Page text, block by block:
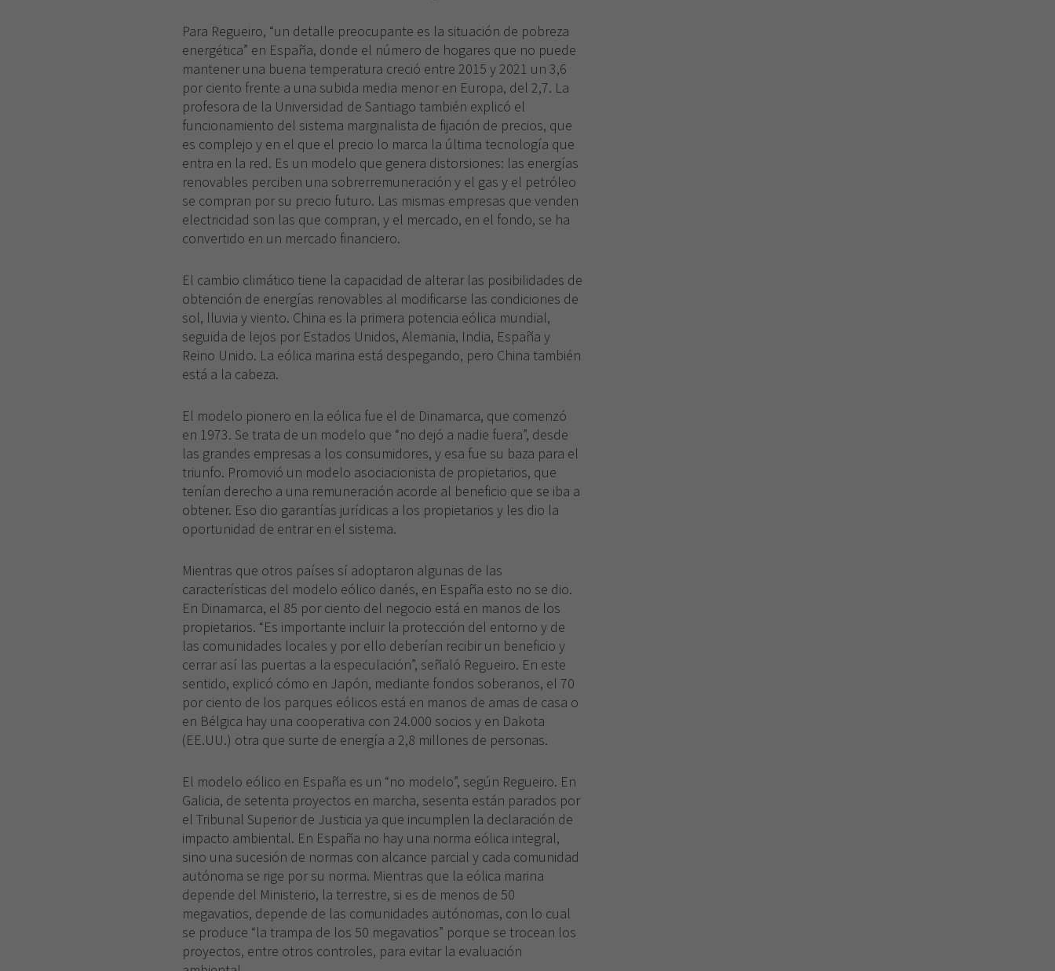
Para Regueiro, “un detalle preocupante es la situación de pobreza
energética” en España, donde el número de hogares que no puede
mantener una buena temperatura creció entre 2015 y 2021 un 3,6
por ciento frente a una subida media menor en Europa, del 2,7. La
profesora de la Universidad de Santiago también explicó el
funcionamiento del sistema marginalista de fijación de precios, que
es complejo y en el que el precio lo marca la última tecnología que
entra en la red. Es un modelo que genera distorsiones: las energías
renovables perciben una sobrerremuneración y el gas y el petróleo
se compran por su precio futuro. Las mismas empresas que venden
electricidad son las que compran, y el mercado, en el fondo, se ha
convertido en un mercado financiero.
El cambio climático tiene la capacidad de alterar las posibilidades de
obtención de energías renovables al modificarse las condiciones de
sol, lluvia y viento. China es la primera potencia eólica mundial,
seguida de lejos por Estados Unidos, Alemania, India, España y
Reino Unido. La eólica marina está despegando, pero China también
está a la cabeza.
El modelo pionero en la eólica fue el de Dinamarca, que comenzó
en 1973. Se trata de un modelo que “no dejó a nadie fuera”, desde
las grandes empresas a los consumidores, y esa fue su baza para el
triunfo. Promovió un modelo asociacionista de propietarios, que
tenían derecho a una remuneración acorde al beneficio que se iba a
obtener. Eso dio garantías jurídicas a los propietarios y les dio la
oportunidad de entrar en el sistema.
Mientras que otros países sí adoptaron algunas de las
características del modelo eólico danés, en España esto no se dio.
En Dinamarca, el 85 por ciento del negocio está en manos de los
propietarios. “Es importante incluir la protección del entorno y de
las comunidades locales y por ello deberían recibir un beneficio y
cerrar así las puertas a la especulación”, señaló Regueiro. En este
sentido, explicó cómo en Japón, mediante fondos soberanos, el 70
por ciento de los parques eólicos está en manos de amas de casa o
en Bélgica hay una cooperativa con 24.000 socios y en Dakota
(EE.UU.) otra que surte de energía a 2,8 millones de personas.
El modelo eólico en España es un “no modelo”, según Regueiro. En
Galicia, de setenta proyectos en marcha, sesenta están parados por
el Tribunal Superior de Justicia ya que incumplen la declaración de
impacto ambiental. En España no hay una norma eólica integral,
sino una sucesión de normas con alcance parcial y cada comunidad
autónoma se rige por su norma. Mientras que la eólica marina
depende del Ministerio, la terrestre, si es de menos de 50
megavatios, depende de las comunidades autónomas, con lo cual
se produce “la trampa de los 50 megavatios” porque se trocean los
proyectos, entre otros controles, para evitar la evaluación
Estas
cookies no
Son
necesarias
para que
funcione la
web.
mejor posible
durante tu
visita. Si
rechaza estas
cookies,
algunas
funcionalidades
desaparecerán